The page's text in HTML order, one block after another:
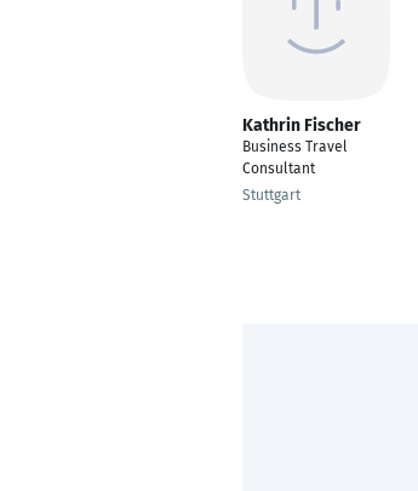
Kathrin Fischer
Business Travel
Consultant
Stuttgart